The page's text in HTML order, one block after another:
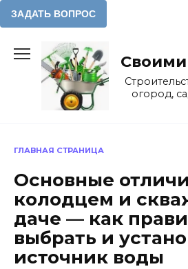
содержанию
огород,
ГЛАВНАЯ СТРАНИЦА
Основные
колодцем и
даче — как
выбрать и
источник воды